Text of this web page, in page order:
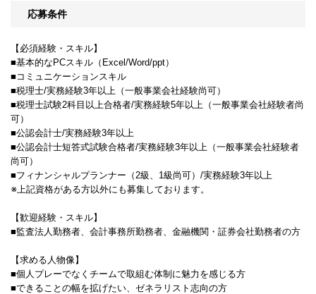
応募条件
【必須経験・スキル】
■基本的なPCスキル（Excel/Word/ppt）
■コミュニケーションスキル
■税理士/実務経験3年以上（一般事業会社経験尚可）
■税理士試験2科目以上合格者/実務経験5年以上（一般事業会社経験者尚
可）
■公認会計士/実務経験3年以上
■公認会計士短答式試験合格者/実務経験3年以上（一般事業会社経験者
尚可）
■フィナンシャルプランナー（2級、1級尚可）/実務経験3年以上
※上記資格がある方以外にも募集しております。
【歓迎経験・スキル】
■監査法人勤務者、会計事務所勤務者、金融機関・証券会社勤務者の方
【求める人物像】
■個人プレーでなくチームで取組む体制に魅力を感じる方
■できることの幅を拡げたい、ゼネラリスト志向の方